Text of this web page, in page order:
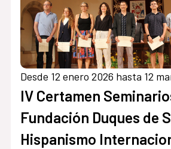
Desde 12 enero 2026 hasta 12
IV Certamen
Fundación Duques de
Hispanismo